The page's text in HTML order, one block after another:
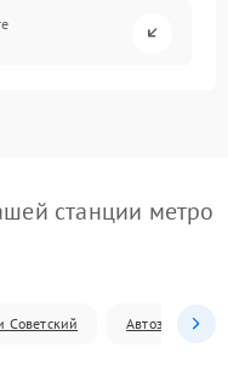
станции метро
Советский Автозаводский